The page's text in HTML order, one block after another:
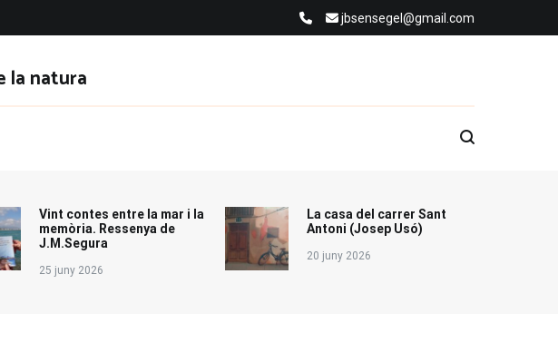
jbsensegel@gmail.com
la natura
Vint contes entre la mar i la
memòria. Ressenya de
J.M.Segura
25 juny 2026
La casa del carrer Sant
Antoni (Josep Usó)
20 juny 2026